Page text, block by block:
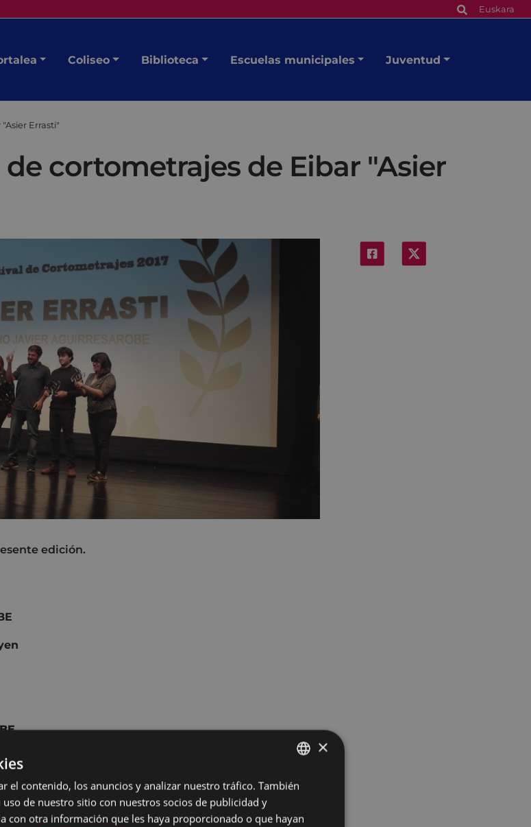
Euskara
Coliseo Biblioteca Escuelas municipales Juventud
Errasti"
de cortometrajes de Eibar "Asier
edición.
Barroso
BASQUE
×
el contenido, los anuncios y analizar nuestro tráfico. También
de nuestro sitio con nuestros socios de publicidad y
con otra información que les haya proporcionado o que hayan